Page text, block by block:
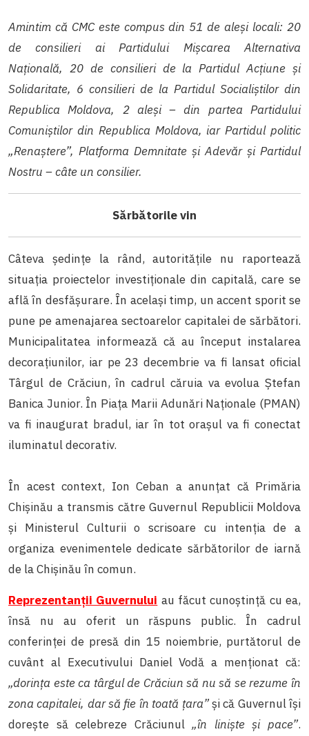
Amintim că CMC este compus din 51 de aleși locali: 20
de consilieri ai Partidului Mișcarea Alternativa
Națională, 20 de consilieri de la Partidul Acțiune și
Solidaritate, 6 consilieri de la Partidul Socialiştilor din
Republica Moldova, 2 aleși – din partea Partidului
Comuniștilor din Republica Moldova, iar Partidul politic
„Renaștere”, Platforma Demnitate și Adevăr și Partidul
Nostru – câte un consilier.
Sărbătorile vin
Câteva ședințe la rând, autoritățile nu raportează
situația proiectelor investiționale din capitală, care se
află în desfășurare. În același timp, un accent sporit se
pune pe amenajarea sectoarelor capitalei de sărbători.
Municipalitatea informează că au început instalarea
decorațiunilor, iar pe 23 decembrie va fi lansat oficial
Târgul de Crăciun, în cadrul căruia va evolua Ștefan
Banica Junior. În Piața Marii Adunări Naționale (PMAN)
va fi inaugurat bradul, iar în tot orașul va fi conectat
iluminatul decorativ.
În acest context, Ion Ceban a anunțat că Primăria
Chișinău a transmis către Guvernul Republicii Moldova
și Ministerul Culturii o scrisoare cu intenția de a
organiza evenimentele dedicate sărbătorilor de iarnă
de la Chișinău în comun.
Reprezentanții Guvernului au făcut cunoștință cu ea,
însă nu au oferit un răspuns public. În cadrul
conferinței de presă din 15 noiembrie, purtătorul de
cuvânt al Executivului Daniel Vodă a menționat că:
„dorința este ca târgul de Crăciun să nu să se rezume în
zona capitalei, dar să fie în toată țara”și că Guvernul își
dorește să celebreze Crăciunul„în liniște și pace”.